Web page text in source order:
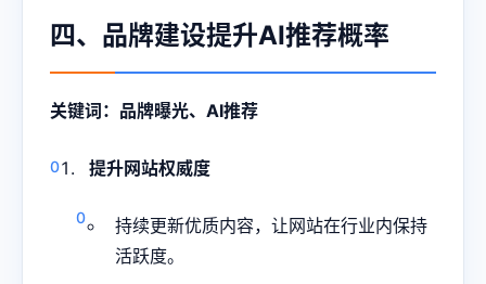
四、品牌建设提升AI推荐概率
关键词：品牌曝光、AI推荐
提升网站权威度
持续更新优质内容，让网站在行业内保持
活跃度。